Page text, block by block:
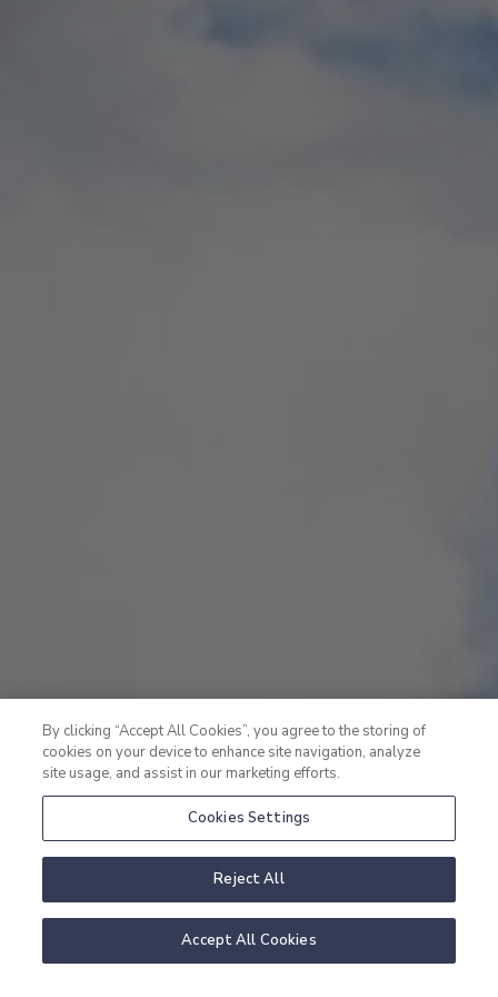
By clicking “Accept All Cookies”, you agree to the storing of
cookies on your device to enhance site navigation, analyze
site usage, and assist in our marketing efforts.
Cookies Settings
Reject All
Accept All Cookies